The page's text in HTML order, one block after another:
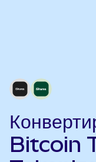
Bitcoin